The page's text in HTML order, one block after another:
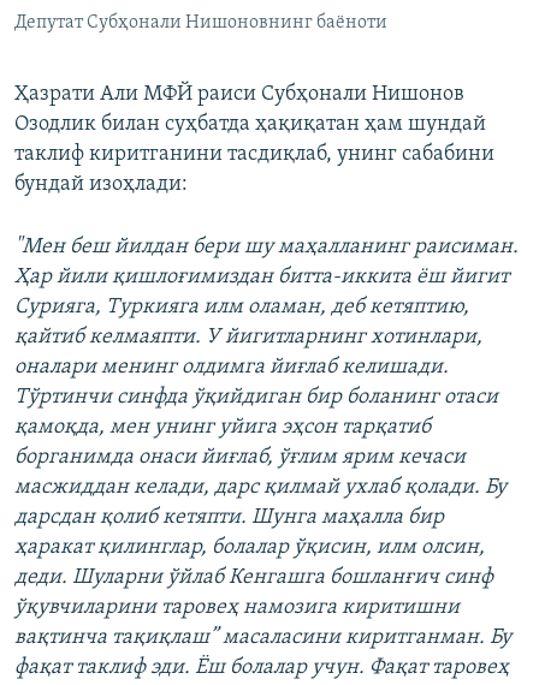
Депутат Субҳонали Нишоновнинг баёноти
Ҳазрати Али МФЙ раиси Субҳонали Нишонов
Озодлик билан суҳбатда ҳақиқатан ҳам шундай
таклиф киритганини тасдиқлаб, унинг сабабини
бундай изоҳлади:
"Мен беш йилдан бери шу маҳалланинг раисиман.
Ҳар йили қишлоғимиздан битта-иккита ёш йигит
Сурияга, Туркияга илм оламан, деб кетяптию,
қайтиб келмаяпти. У йигитларнинг хотинлари,
оналари менинг олдимга йиғлаб келишади.
Тўртинчи синфда ўқийдиган бир боланинг отаси
қамоқда, мен унинг уйига эҳсон тарқатиб
борганимда онаси йиғлаб, ўғлим ярим кечаси
масжиддан келади, дарс қилмай ухлаб қолади. Бу
дарсдан қолиб кетяпти. Шунга маҳалла бир
ҳаракат қилинглар, болалар ўқисин, илм олсин,
деди. Шуларни ўйлаб Кенгашга бошланғич синф
ўқувчиларини таровеҳ намозига киритишни
вақтинча тақиқлаш” масаласини киритганман. Бу
фақат таклиф эди. Ёш болалар учун. Фақат таровеҳ